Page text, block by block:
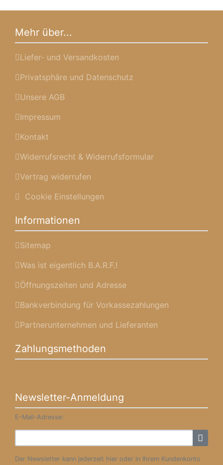
Mehr über...
Liefer- und Versandkosten
Privatsphäre und Datenschutz
Unsere AGB
Impressum
Kontakt
Widerrufsrecht & Widerrufsformular
Vertrag widerrufen
Cookie Einstellungen
Informationen
Sitemap
Was ist eigentlich B.A.R.F.!
Öffnungszeiten und Adresse
Bankverbindung für Vorkassezahlungen
Partnerunternehmen und Lieferanten
Zahlungsmethoden
Newsletter-Anmeldung
E-Mail-Adresse:
Der Newsletter kann jederzeit hier oder in Ihrem Kundenkonto